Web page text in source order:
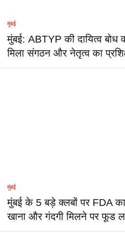
मुंबई
मुंबई: ABTYP की दायित्व बोध
मिला संगठन और नेतृत्व का
मुंबई
मुंबई के 5 बड़े क्लबों पर FDA
खाना और गंदगी मिलने पर फूड